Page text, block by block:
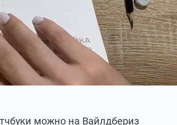
можно на Вайлдбериз